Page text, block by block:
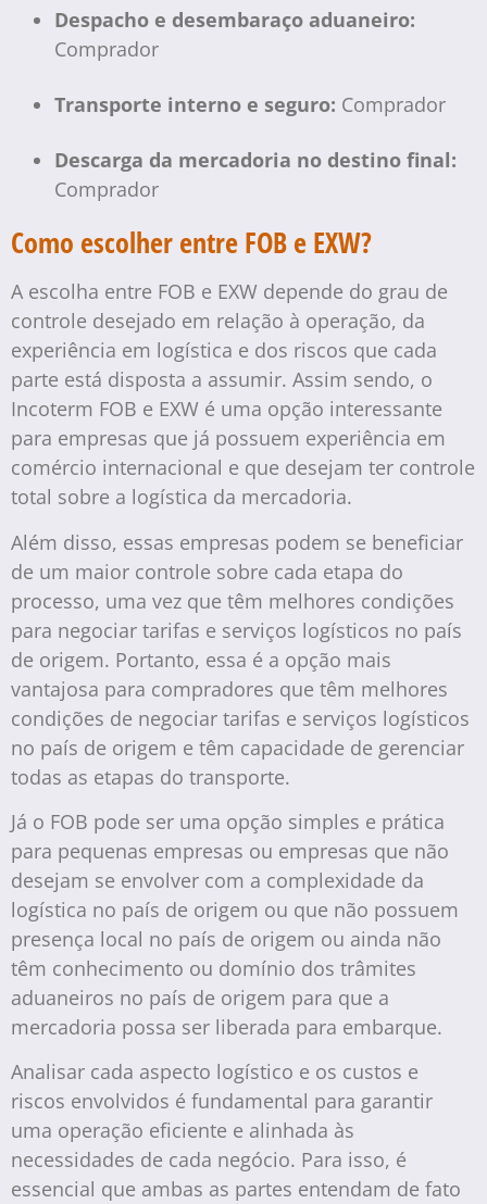
Despacho e desembaraço aduaneiro:
Comprador
Transporte interno e seguro: Comprador
Descarga da mercadoria no destino final:
Comprador
Como escolher entre FOB e EXW?
A escolha entre FOB e EXW depende do grau de
controle desejado em relação à operação, da
experiência em logística e dos riscos que cada
parte está disposta a assumir. Assim sendo, o
Incoterm FOB e EXW é uma opção interessante
para empresas que já possuem experiência em
comércio internacional e que desejam ter controle
total sobre a logística da mercadoria.
Além disso, essas empresas podem se beneficiar
de um maior controle sobre cada etapa do
processo, uma vez que têm melhores condições
para negociar tarifas e serviços logísticos no país
de origem. Portanto, essa é a opção mais
vantajosa para compradores que têm melhores
condições de negociar tarifas e serviços logísticos
no país de origem e têm capacidade de gerenciar
todas as etapas do transporte.
Já o FOB pode ser uma opção simples e prática
para pequenas empresas ou empresas que não
desejam se envolver com a complexidade da
logística no país de origem ou que não possuem
presença local no país de origem ou ainda não
têm conhecimento ou domínio dos trâmites
aduaneiros no país de origem para que a
mercadoria possa ser liberada para embarque.
Analisar cada aspecto logístico e os custos e
riscos envolvidos é fundamental para garantir
uma operação eficiente e alinhada às
necessidades de cada negócio. Para isso, é
essencial que ambas as partes entendam de fato